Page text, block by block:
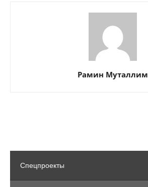
Рамин Муталлим
Спецпроекты